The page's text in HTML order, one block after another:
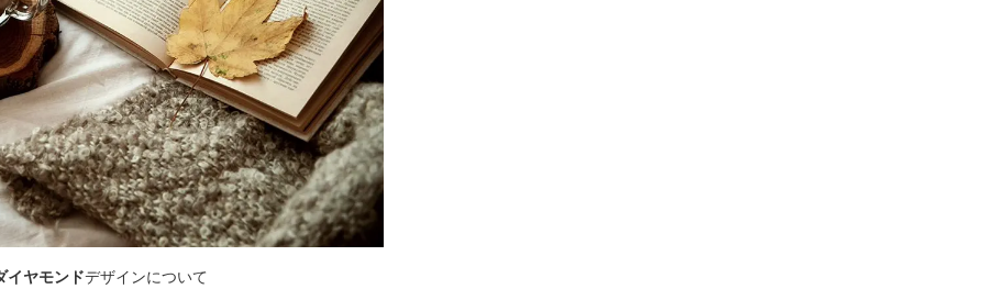
イヤモンドデザインについて